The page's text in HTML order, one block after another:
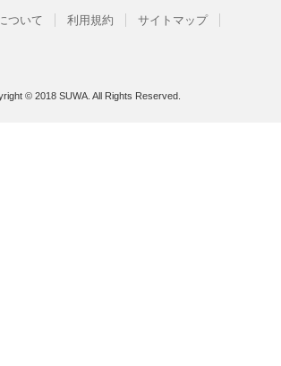
ついて 利用規約 サイトマップ
© 2018 SUWA. All Rights Reserved.